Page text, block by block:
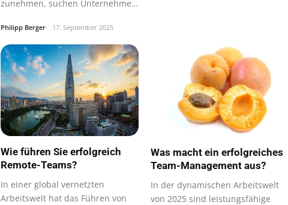
zunehmen, suchen Unternehmer
Philipp Berger 17. September 2025
Wie führen Sie erfolgreich
Remote-Teams?
In einer global vernetzten
Arbeitswelt hat das Führen von
Was macht ein erfolgreiches
Team-Management aus?
In der dynamischen Arbeitswelt
von 2025 sind leistungsfähige